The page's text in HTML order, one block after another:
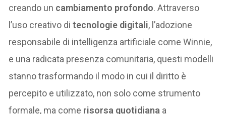
creando un cambiamento profondo. Attraverso
l’uso creativo ditecnologie digitali, l’adozione
responsabile di intelligenza artificiale come Winnie,
e una radicata presenza comunitaria, questi modelli
stanno trasformando il modo in cui il diritto è
percepito e utilizzato, non solo come strumento
formale, ma come risorsa quotidiana a